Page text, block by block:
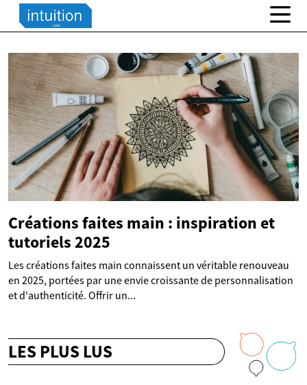
Créations faites main : inspiration et
tutoriels 2025
Les créations faites main connaissent un véritable renouveau
en 2025, portées par une envie croissante de personnalisation
et d'authenticité. Offrir un...
LES PLUS LUS